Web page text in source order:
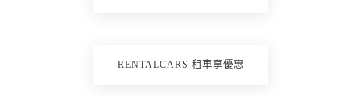
RENTALCARS 租車享優惠